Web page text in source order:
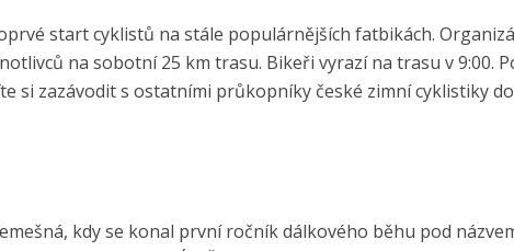
start cyklistů na stále populárnějších fatbikách.
na sobotní 25 km trasu. Bikeři vyrazí na trasu v 9:00.
si zazávodit s ostatními průkopníky české zimní cyklistiky do
kdy se konal první ročník dálkového běhu pod